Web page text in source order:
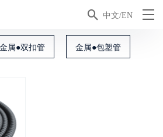
 中文/EN
金属●双扣管 金属●包塑管